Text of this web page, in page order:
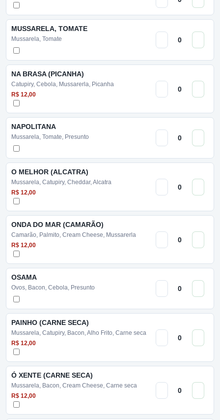
MUSSARELA, TOMATE
Mussarela, Tomate
NA BRASA (PICANHA)
Catupiry, Cebola, Mussarerla, Picanha
R$ 12,00
NAPOLITANA
Mussarela, Tomate, Presunto
O MELHOR (ALCATRA)
Mussarela, Catupiry, Cheddar, Alcatra
R$ 12,00
ONDA DO MAR (CAMARÃO)
Camarão, Palmito, Cream Cheese, Mussarerla
R$ 12,00
OSAMA
Ovos, Bacon, Cebola, Presunto
PAINHO (CARNE SECA)
Mussarela, Catupiry, Bacon, Alho Frito, Carne seca
R$ 12,00
Ó XENTE (CARNE SECA)
Mussarela, Bacon, Cream Cheese, Carne seca
R$ 12,00